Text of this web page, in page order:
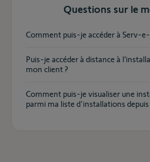
Questions sur le
Comment puis-je accéder à Serv-
Puis-je accéder à distance à
mon client ?
Comment puis-je visualiser une
parmi ma liste d'installations